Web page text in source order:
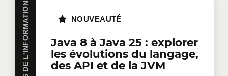
Java 8 à Java 25 : explorer
les évolutions du langage,
des API et de la JVM
NOUVEAUTÉ